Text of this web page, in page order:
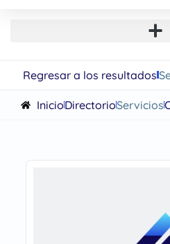
Regresar a los resultados
InicioDirectorioServicios